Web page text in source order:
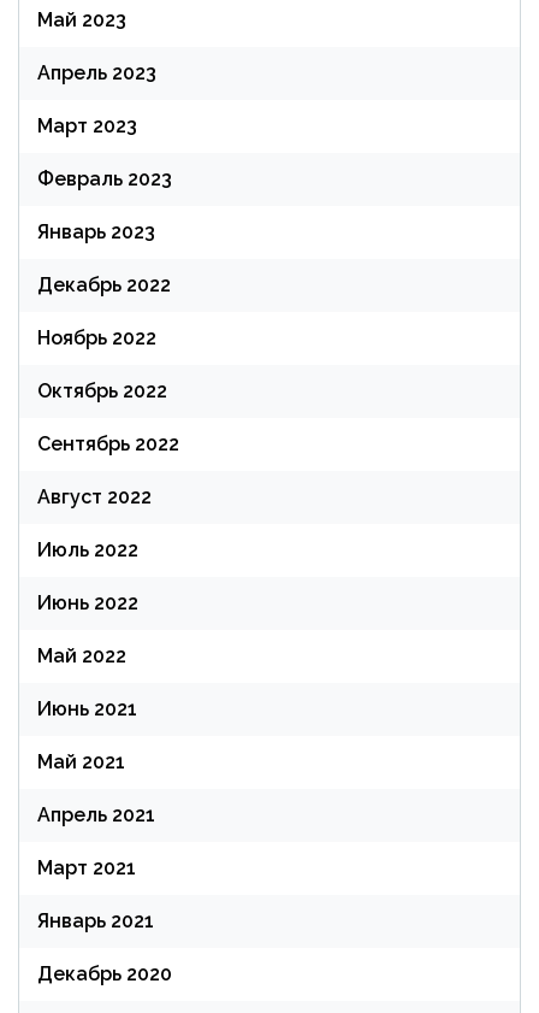
Май 2023
Апрель 2023
Март 2023
Февраль 2023
Январь 2023
Декабрь 2022
Ноябрь 2022
Октябрь 2022
Сентябрь 2022
Август 2022
Июль 2022
Июнь 2022
Май 2022
Июнь 2021
Май 2021
Апрель 2021
Март 2021
Январь 2021
Декабрь 2020